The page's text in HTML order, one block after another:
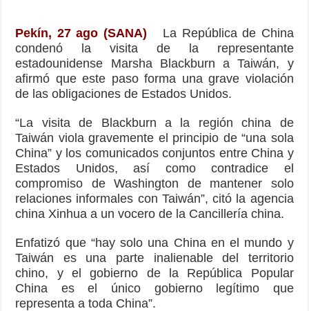
Pekín, 27 ago (SANA) La República de China
condenó la visita de la representante
estadounidense Marsha Blackburn a Taiwán, y
afirmó que este paso forma una grave violación
de las obligaciones de Estados Unidos.
“La visita de Blackburn a la región china de
Taiwán viola gravemente el principio de “una sola
China” y los comunicados conjuntos entre China y
Estados Unidos, así como contradice el
compromiso de Washington de mantener solo
relaciones informales con Taiwán”, citó la agencia
china Xinhua a un vocero de la Cancillería china.
Enfatizó que “hay solo una China en el mundo y
Taiwán es una parte inalienable del territorio
chino, y el gobierno de la República Popular
China es el único gobierno legítimo que
representa a toda China”.